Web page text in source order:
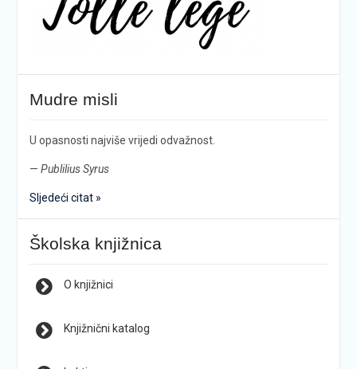
Mudre misli
U opasnosti najviše vrijedi odvažnost.
— Publilius Syrus
Sljedeći citat »
Školska knjižnica
O knjižnici
Knjižnični katalog